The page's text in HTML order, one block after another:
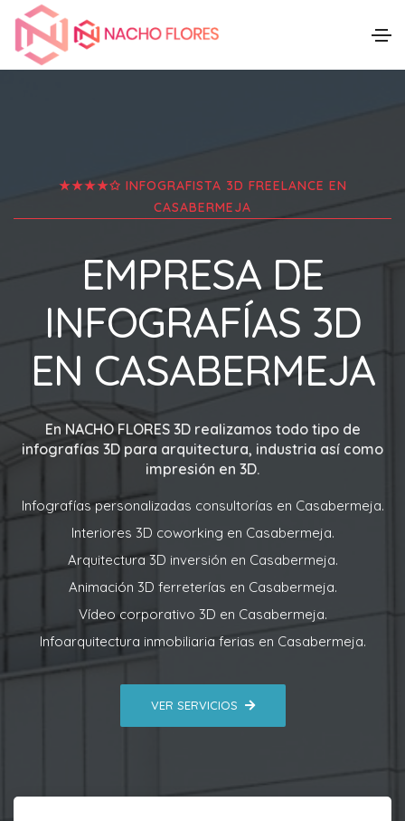
★★★★✩ INFOGRAFISTA 3D FREELANCE EN
CASABERMEJA
EMPRESA DE
INFOGRAFÍAS 3D
EN CASABERMEJA
En NACHO FLORES 3Drealizamos todo tipo de
infografías 3D para arquitectura, industria así como
impresión en 3D.
Infografías personalizadas consultorías en Casabermeja.
Interiores 3D coworking en Casabermeja.
Arquitectura 3D inversión en Casabermeja.
Animación 3D ferreterías en Casabermeja.
Vídeo corporativo 3D en Casabermeja.
Infoarquitectura inmobiliaria ferias en Casabermeja.
VER SERVICIOS